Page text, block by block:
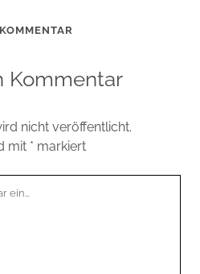
Kommentar
nicht veröffentlicht.
mit * markiert